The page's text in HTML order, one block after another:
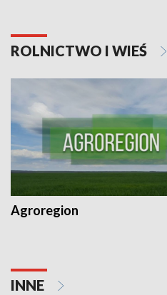
ROLNICTWO I WIEŚ
Agroregion
INNE